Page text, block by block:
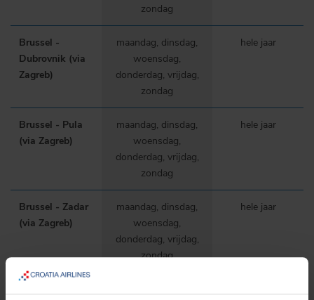
Brussel -
Dubrovnik (via
Zagreb)
Brussel - Pula
(via Zagreb)
Brussel - Zadar
(via Zagreb)
zondag
maandag, dinsdag,
woensdag,
donderdag, vrijdag,
zondag
hele jaar
maandag, dinsdag,
woensdag,
donderdag, vrijdag,
zondag
hele jaar
maandag, dinsdag,
woensdag,
donderdag, vrijdag,
zondag
hele jaar
Dienstregeling kan worden gewijzigd.